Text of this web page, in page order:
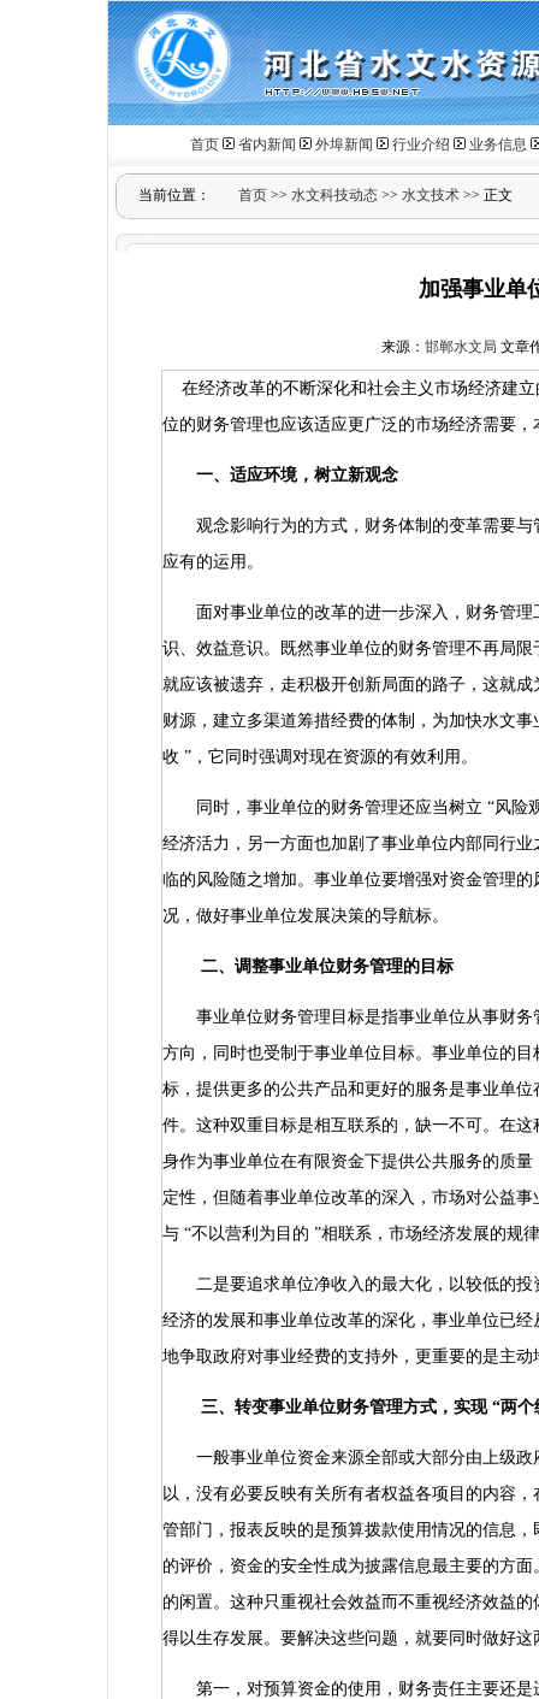
首页 省内新闻 外埠新闻 行业介绍 业务信息
当前位置： 首页 >> 水文科技动态 >> 水文技术 >> 正文
加强事业单
来源： 邯郸水文局 文章
在经济改革的不断深化和社会主义市场经济建
位的财务管理也应该适应更广泛的市场经济需要
一、适应环境，树立新观念
观念影响行为的方式，财务体制的变革需要与
应有的运用。
面对事业单位的改革的进一步深入，财务管理
识、效益意识。既然事业单位的财务管理不再局
就应该被遗弃，走积极开创新局面的路子，这就
财源，建立多渠道筹措经费的体制，为加快水文
收 ” ，它同时强调对现在资源的有效利用。
同时，事业单位的财务管理还应当树立 “风险
经济活力，另一方面也加剧了事业单位内部同行
临的风险随之增加。事业单位要增强对资金管理
况，做好事业单位发展决策的导航标。
二、调整事业单位财务管理的目标
事业单位财务管理目标是指事业单位从事财务
方向，同时也受制于事业单位目标。事业单位的
标，提供更多的公共产品和更好的服务是事业单
件。这种双重目标是相互联系的，缺一不可。在
身作为事业单位在有限资金下提供公共服务的质
定性，但随着事业单位改革的深入，市场对公益
与 “不以营利为目的 ”相联系，市场经济发展的规
二是要追求单位净收入的最大化，以较低的投
经济的发展和事业单位改革的深化，事业单位已
地争取政府对事业经费的支持外，更重要的是主
三、转变事业单位财务管理方式，实现 “两
一般事业单位资金来源全部或大部分由上级政
以，没有必要反映有关所有者权益各项目的内容
管部门，报表反映的是预算拨款使用情况的信息
的评价，资金的安全性成为披露信息最主要的方
的闲置。这种只重视社会效益而不重视经济效益
得以生存发展。要解决这些问题，就要同时做好
第一，对预算资金的使用，财务责任主要还是